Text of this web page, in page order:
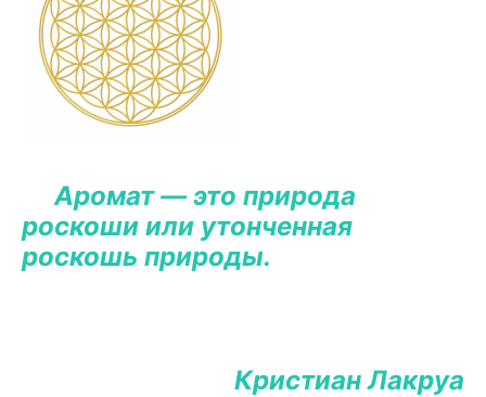
Аромат — это природа
роскоши или утонченная
роскошь природы.
Кристиан Лакруа